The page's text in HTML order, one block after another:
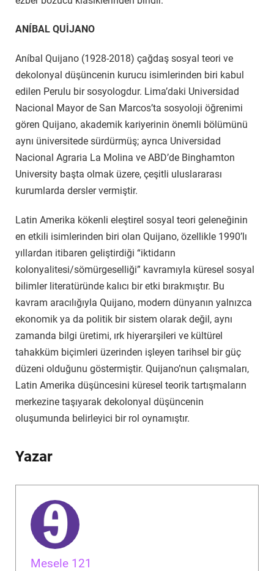
ANÍBAL QUİJANO
Aníbal Quijano (1928-2018) çağdaş sosyal teori ve
dekolonyal düşüncenin kurucu isimlerinden biri kabul
edilen Perulu bir sosyologdur. Lima’daki Universidad
Nacional Mayor de San Marcos’ta sosyoloji öğrenimi
gören Quijano, akademik kariyerinin önemli bölümünü
aynı üniversitede sürdürmüş; ayrıca Universidad
Nacional Agraria La Molina ve ABD’de Binghamton
University başta olmak üzere, çeşitli uluslararası
kurumlarda dersler vermiştir.
Latin Amerika kökenli eleştirel sosyal teori geleneğinin
en etkili isimlerinden biri olan Quijano, özellikle 1990’lı
yıllardan itibaren geliştirdiği “iktidarın
kolonyalitesi/sömürgeselliği” kavramıyla küresel sosyal
bilimler literatüründe kalıcı bir etki bırakmıştır. Bu
kavram aracılığıyla Quijano, modern dünyanın yalnızca
ekonomik ya da politik bir sistem olarak değil, aynı
zamanda bilgi üretimi, ırk hiyerarşileri ve kültürel
tahakküm biçimleri üzerinden işleyen tarihsel bir güç
düzeni olduğunu göstermiştir. Quijano’nun çalışmaları,
Latin Amerika düşüncesini küresel teorik tartışmaların
merkezine taşıyarak dekolonyal düşüncenin
oluşumunda belirleyici bir rol oynamıştır.
Yazar
Mesele 121